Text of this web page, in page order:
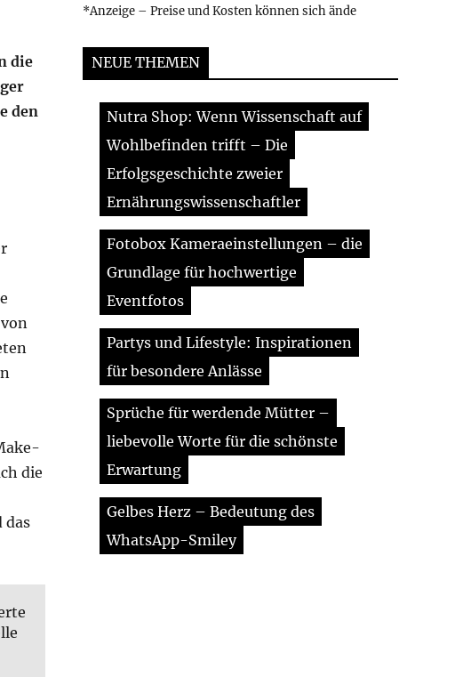
die
den
die
das
*Anzeige – Preise und Kosten können sich ände
NEUE THEMEN
Nutra Shop: Wenn Wissenschaft auf
Wohlbefinden trifft – Die
Erfolgsgeschichte zweier
Ernährungswissenschaftler
Fotobox Kameraeinstellungen – die
Grundlage für hochwertige
Eventfotos
Partys und Lifestyle: Inspirationen
für besondere Anlässe
Sprüche für werdende Mütter –
liebevolle Worte für die schönste
Erwartung
Gelbes Herz – Bedeutung des
WhatsApp-Smiley